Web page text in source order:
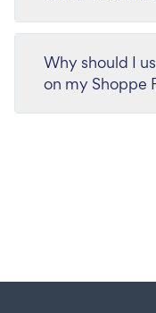
Why should I
on my Shoppe